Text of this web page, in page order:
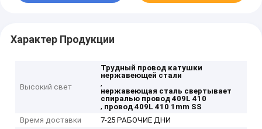
Характер Продукции
Высокий свет
Трудный провод катушки
нержавеющей стали
,
нержавеющая сталь свертывает
спиралью провод 409L 410
, провод 409L 410 1mm SS
Время доставки
7-25 РАБОЧИЕ ДНИ